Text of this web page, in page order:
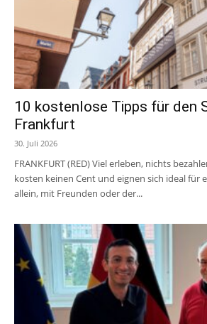
10 kostenlose Tipps für den
Frankfurt
30. Juli 2026
FRANKFURT (RED) Viel erleben, nichts
kosten keinen Cent und eignen sich ideal für
allein, mit Freunden oder der...